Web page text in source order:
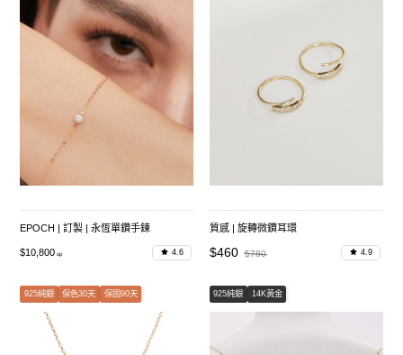
EPOCH | 訂製 | 永恆單鑽手鍊
$10,800 4.6
質感 | 旋轉微鑽耳環
$460 $780 4.9
925純銀 保色30天 保固90天 925純銀 14K黃金